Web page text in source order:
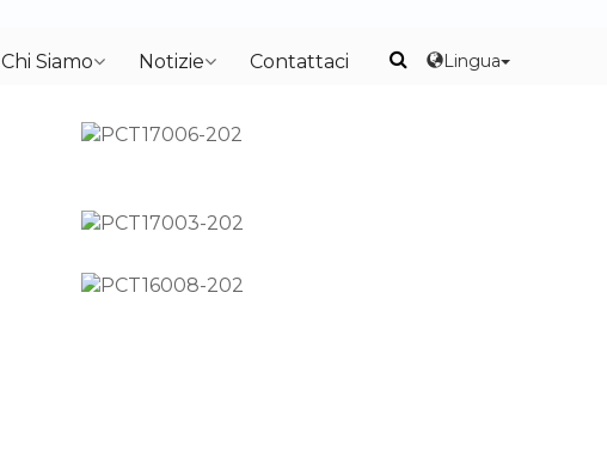
Chi Siamo Notizie Contattaci Lingua